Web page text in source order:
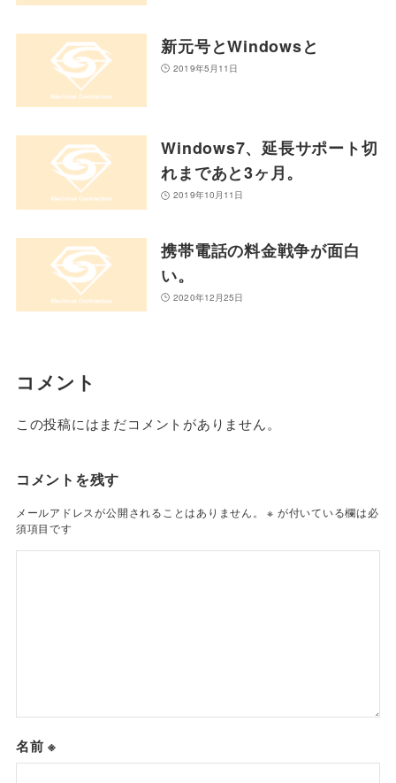
新元号とWindowsと
2019年5月11日
Windows7、延長サポート切
れまであと3ヶ月。
2019年10月11日
携帯電話の料金戦争が面白
い。
2020年12月25日
コメント
この投稿にはまだコメントがありません。
コメントを残す
メールアドレスが公開されることはありません。 ※ が付いている欄は必
須項目です
名前※